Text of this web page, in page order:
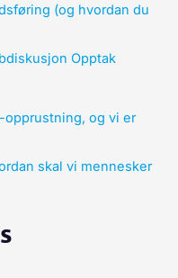
(og hvordan du
Opptak
opprustning, og vi er
skal vi mennesker